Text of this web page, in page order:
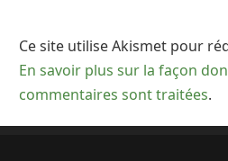
Ce site utilise Akismet pour
En savoir plus sur la façon
commentaires sont traitées.